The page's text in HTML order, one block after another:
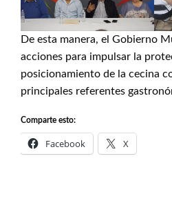
De esta manera, el Gobierno
acciones para impulsar la
posicionamiento de la cecina
principales referentes
Comparte esto:
Facebook X